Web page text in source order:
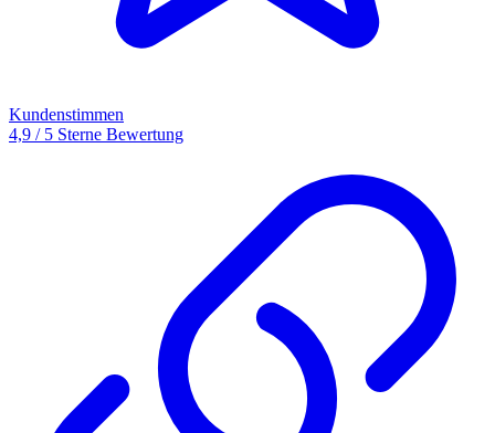
Kundenstimmen
4,9 / 5 Sterne Bewertung